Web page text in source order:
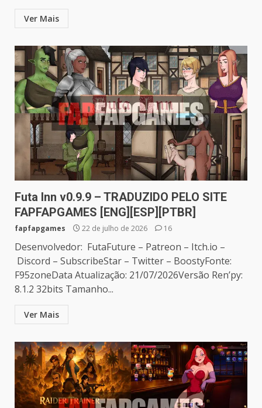
Ver Mais
Futa Inn v0.9.9 – TRADUZIDO PELO SITE
FAPFAPGAMES [ENG][ESP][PTBR]
fapfapgames 22 de julho de 2026 16
Desenvolvedor: FutaFuture – Patreon – Itch.io –
Discord – SubscribeStar – Twitter – BoostyFonte:
F95zoneData Atualização: 21/07/2026Versão Ren’py:
8.1.2 32bits Tamanho...
Ver Mais